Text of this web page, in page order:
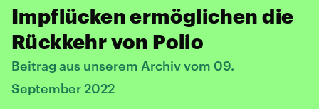
Impflücken ermöglichen die
Rückkehr von Polio
Beitrag aus unserem Archiv vom 09.
September 2022